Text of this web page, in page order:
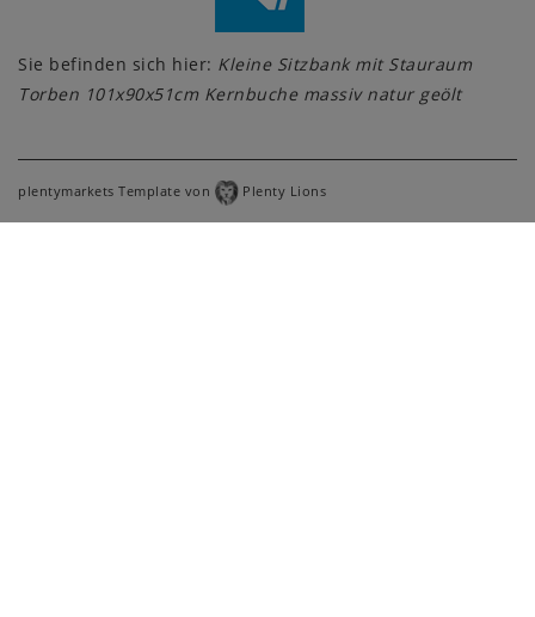
Sie befinden sich hier: Kleine Sitzbank mit Stauraum
Torben 101x90x51cm Kernbuche massiv natur geölt
plentymarkets Template von Plenty Lions